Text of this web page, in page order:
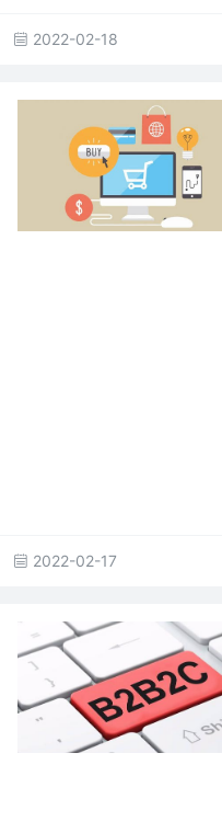
2022-02-18
2022-02-17